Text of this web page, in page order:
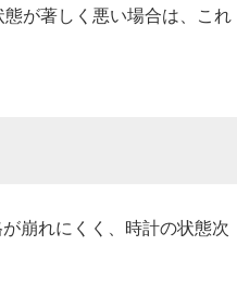
が著しく悪い場合は、これ
崩れにくく、時計の状態次